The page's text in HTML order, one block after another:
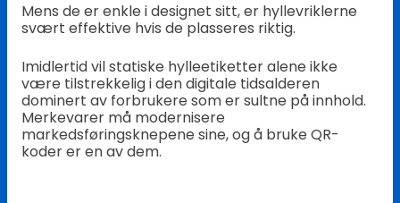
Mens de er enkle i designet sitt, er hyllevriklerne
svært effektive hvis de plasseres riktig.
Imidlertid vil statiske hylleetiketter alene ikke
være tilstrekkelig i den digitale tidsalderen
dominert av forbrukere som er sultne på innhold.
Merkevarer må modernisere
markedsføringsknepene sine, og å bruke QR-
koder er en av dem.